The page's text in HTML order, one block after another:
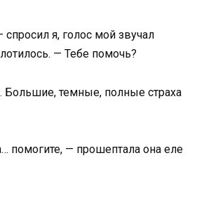
я, голос мой звучал
— Тебе помочь?
Большие, темные, полные страха
помогите, — прошептала она еле